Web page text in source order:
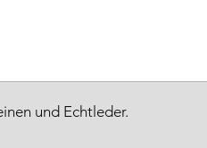
und Echtleder.